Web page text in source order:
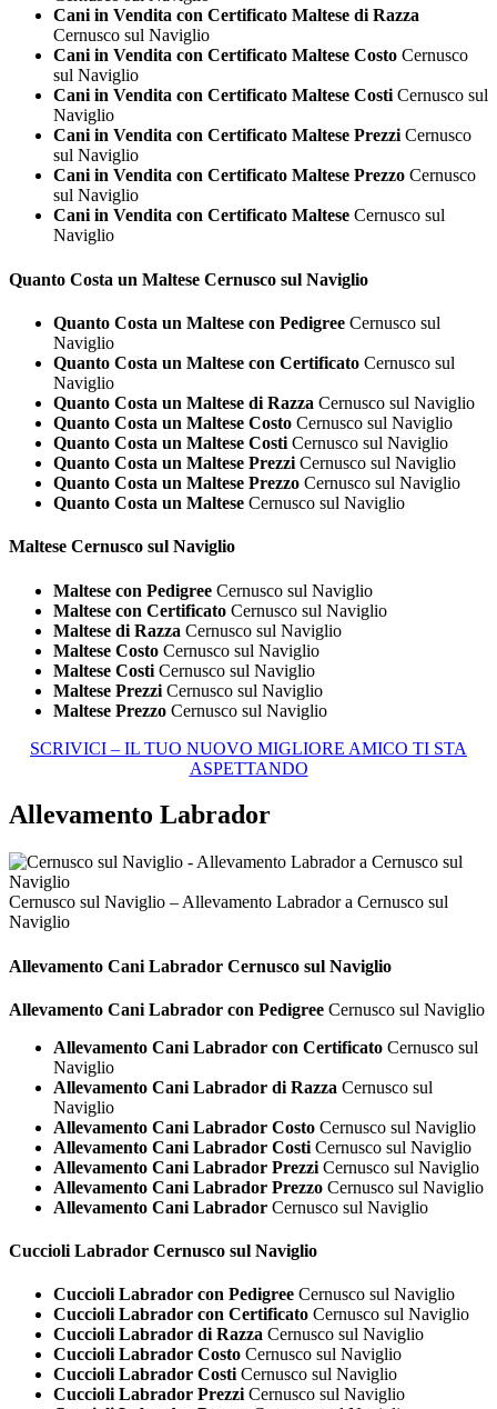
Cani in Vendita con Certificato Maltese di Razza
Cernusco sul Naviglio
Cani in Vendita con Certificato Maltese Costo Cernusco
sul Naviglio
Cani in Vendita con Certificato Maltese CostiCernusco sul
Naviglio
Cani in Vendita con Certificato Maltese PrezziCernusco
sul Naviglio
Cani in Vendita con Certificato Maltese Prezzo Cernusco
sul Naviglio
Cani in Vendita con Certificato Maltese Cernusco sul
Naviglio
Quanto Costa un Maltese Cernusco sul Naviglio
Quanto Costa un Maltese con Pedigree Cernusco sul
Naviglio
Quanto Costa un Maltese con Certificato Cernusco sul
Naviglio
Quanto Costa un Maltese di Razza Cernusco sul Naviglio
Quanto Costa un Maltese Costo Cernusco sul Naviglio
Quanto Costa un Maltese Costi Cernusco sul Naviglio
Quanto Costa un Maltese Prezzi Cernusco sul Naviglio
Quanto Costa un Maltese Prezzo Cernusco sul Naviglio
Quanto Costa un Maltese Cernusco sul Naviglio
Maltese Cernusco sul Naviglio
Maltese con Pedigree Cernusco sul Naviglio
Maltese con Certificato Cernusco sul Naviglio
Maltese di Razza Cernusco sul Naviglio
Maltese Costo Cernusco sul Naviglio
Maltese Costi Cernusco sul Naviglio
Maltese Prezzi Cernusco sul Naviglio
Maltese Prezzo Cernusco sul Naviglio
SCRIVICI – IL TUO NUOVO MIGLIORE AMICO TI STA
ASPETTANDO
Allevamento Labrador
Cernusco sul Naviglio – Allevamento Labrador a Cernusco sul
Naviglio
Allevamento Cani Labrador Cernusco sul Naviglio
Allevamento Cani Labrador con Pedigree Cernusco sul Naviglio
Allevamento Cani Labrador con Certificato Cernusco sul
Naviglio
Allevamento Cani Labrador di Razza Cernusco sul
Naviglio
Allevamento Cani Labrador Costo Cernusco sul Naviglio
Allevamento Cani Labrador Costi Cernusco sul Naviglio
Allevamento Cani Labrador Prezzi Cernusco sul Naviglio
Allevamento Cani Labrador Prezzo Cernusco sul Naviglio
Allevamento Cani Labrador Cernusco sul Naviglio
Cuccioli Labrador Cernusco sul Naviglio
Cuccioli Labrador con Pedigree Cernusco sul Naviglio
Cuccioli Labrador con Certificato Cernusco sul Naviglio
Cuccioli Labrador di Razza Cernusco sul Naviglio
Cuccioli Labrador Costo Cernusco sul Naviglio
Cuccioli Labrador CostiCernusco sul Naviglio
Cuccioli Labrador PrezziCernusco sul Naviglio